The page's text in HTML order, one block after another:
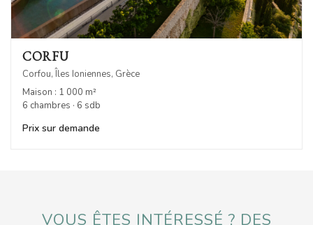
CORFU
Corfou, Îles Ioniennes, Grèce
Maison : 1 000 m²
6 chambres · 6 sdb
Prix sur demande
VOUS ÊTES INTÉRESSÉ ? DES